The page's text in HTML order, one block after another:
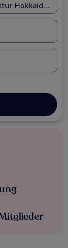
Hokkaido,